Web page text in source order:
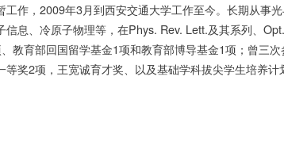
作， 2009年3月到西安交通大学工作至今。长期从事
信息、冷原子物理等，在Phys. Rev. Lett.及其系列、
教育部回国留学基金1项和教育部博导基金1项；曾三
等奖2项，王宽诚育才奖、以及基础学科拔尖学生培养计